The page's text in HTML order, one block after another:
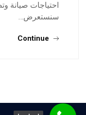
احتياجات صيانة
سنستعرض…
Continue